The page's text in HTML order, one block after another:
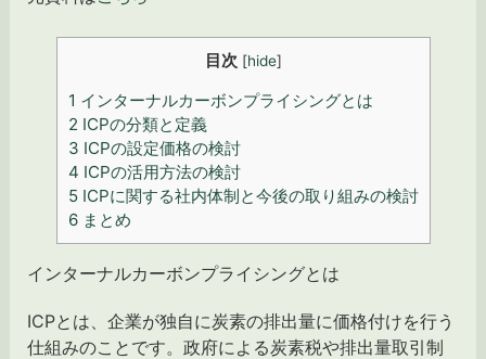
目次 [hide]
1 インターナルカーボンプライシングとは
2 ICPの分類と定義
3 ICPの設定価格の検討
4 ICPの活用方法の検討
5ICPに関する社内体制と今後の取り組みの検討
6まとめ
インターナルカーボンプライシングとは
ICPとは、企業が独自に炭素の排出量に価格付けを行う
仕組みのことです。政府による炭素税や排出量取引制